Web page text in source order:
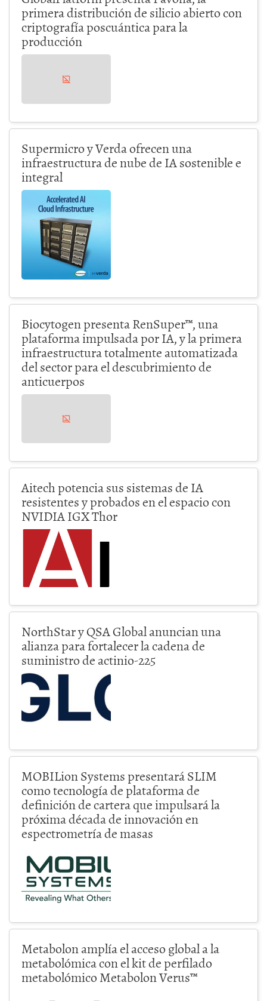
primera distribución de silicio abierto con
criptografía poscuántica para la
producción
Supermicro y Verda ofrecen una
infraestructura de nube de IA sostenible e
integral
Biocytogen presenta RenSuper™, una
plataforma impulsada por IA, y la primera
infraestructura totalmente automatizada
del sector para el descubrimiento de
anticuerpos
Aitech potencia sus sistemas de IA
resistentes y probados en el espacio con
NVIDIA IGX Thor
NorthStar y QSA Global anuncian una
alianza para fortalecer la cadena de
suministro de actinio-225
MOBILion Systems presentará SLIM
como tecnología de plataforma de
definición de cartera que impulsará la
próxima década de innovación en
espectrometría de masas
Metabolon amplía el acceso global a la
metabolómica con el kit de perfilado
metabolómico Metabolon Verus™